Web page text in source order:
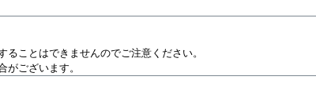
ことはできませんのでご注意ください。
ございます。